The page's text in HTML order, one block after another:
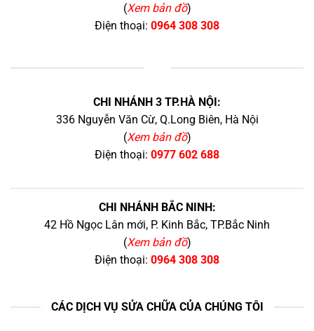
(Xem bản đồ)
Điện thoại: 0964 308 308
CHI NHÁNH 3 TP.HÀ NỘI:
336 Nguyễn Văn Cừ, Q.Long Biên, Hà Nội
(Xem bản đồ)
Điện thoại: 0977 602 688
CHI NHÁNH BẮC NINH:
42 Hồ Ngọc Lân mới, P. Kinh Bắc, TP.Bắc Ninh
(Xem bản đồ)
Điện thoại: 0964 308 308
CÁC DỊCH VỤ SỬA CHỮA CỦA CHÚNG TÔI